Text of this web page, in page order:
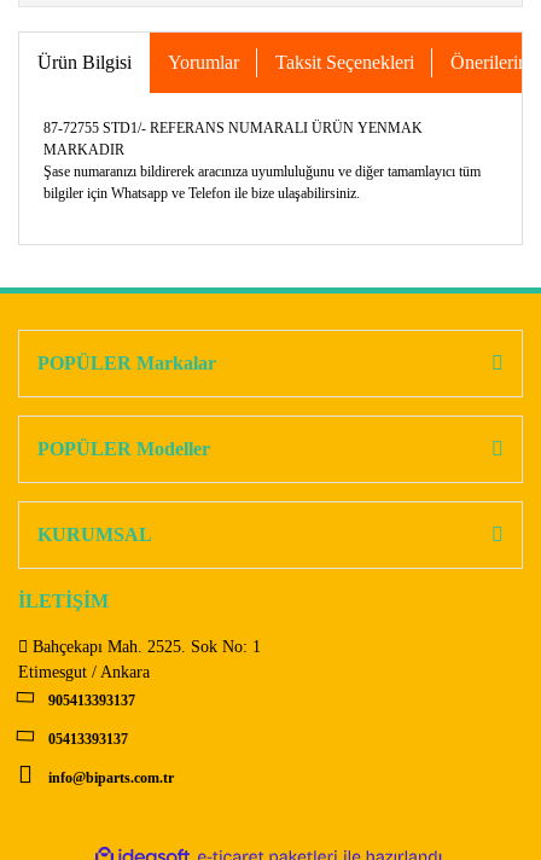
Ürün Bilgisi Yorumlar Taksit Seçenekleri Önerileriniz
87-72755 STD1/- REFERANS NUMARALI ÜRÜN YENMAK
MARKADIR
Şase numaranızı bildirerek aracınıza uyumluluğunu ve diğer tamamlayıcı tüm
bilgiler için Whatsapp ve Telefon ile bize ulaşabilirsiniz.
Ürün açıklamasında eksik bilgiler bulunuyor.
Bu ürüne benzer farklı alternatifler olmalı.
POPÜLER Markalar
POPÜLER Modeller
KURUMSAL
İLETİŞİM
Bahçekapı Mah. 2525. Sok No: 1
Etimesgut / Ankara
905413393137
05413393137
info@biparts.com.tr